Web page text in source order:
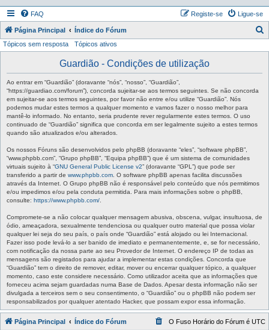
FAQ Ligue-se
Registe-se
Página Principal Índice do Fórum
Tópicos sem resposta Tópicos ativos
Guardião - Condições de utilização
Ao entrar em “Guardião” (doravante “nós”, “nosso”, “Guardião”,
“https://guardiao.com/forum”), concorda sujeitar-se aos termos seguintes. Se não concorda
em sujeitar-se aos termos seguintes, por favor não entre e/ou utilize “Guardião”. Nós
podemos mudar estes termos a qualquer momento e vamos fazer o nosso melhor para
mantê-lo informado. No entanto, seria prudente rever regularmente estes termos. O uso
continuado de “Guardião” significa que concorda em ser legalmente sujeito a estes termos
quando são atualizados e/ou alterados.
Os nossos Fóruns são desenvolvidos pelo phpBB (doravante “eles”, “software phpBB”,
“www.phpbb.com”, “Grupo phpBB”, “Equipa phpBB”) que é um sistema de comunidades
virtuais sujeito à “GNU General Public License v2” (doravante “GPL”) que pode ser
transferido a partir de www.phpbb.com . O software phpBB apenas facilita discussões
através da Internet. O Grupo phpBB não é responsável pelo conteúdo que nós permitimos
e/ou impedimos e/ou pela conduta permitida. Para mais informações sobre o phpBB,
consulte: https://www.phpbb.com/
Compromete-se a não colocar qualquer mensagem abusiva, obscena, vulgar, insultuosa, de
ódio, ameaçadora, sexualmente tendenciosa ou qualquer outro material que possa violar
qualquer lei seja do seu país, o país onde “Guardião” está alojado ou lei Internacional.
Fazer isso pode levá-lo a ser banido de imediato e permanentemente, e, se for necessário,
com notificação da nossa parte ao seu Provedor de Internet. O endereço IP de todas as
mensagens são registados para ajudar a implementar estas condições. Concorda que
“Guardião” tem o direito de remover, editar, mover ou encerrar qualquer tópico, a qualquer
momento, caso este considere necessário. Como utilizador aceita que as informações que
forneceu acima sejam guardadas numa Base de Dados. Apesar desta informação não ser
divulgada a terceiros sem o seu consentimento, o “Guardião” ou o phpBB não podem ser
responsabilizados por qualquer atentado Hacker, que possam expor essa informação.
Página Principal Índice do Fórum O Fuso Horário do Fórum é UTC